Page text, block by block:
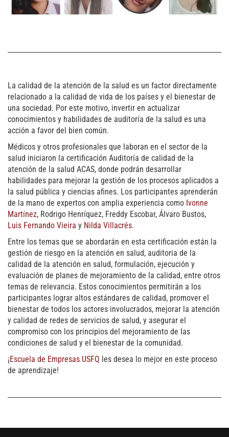
La calidad de la atención de la salud es un factor directamente
relacionado a la calidad de vida de los países y el bienestar de
una sociedad. Por este motivo, invertir en actualizar
conocimientos y habilidades de auditoría de la salud es una
acción a favor del bien común.
Médicos y otros profesionales que laboran en el sector de la
salud iniciaron la certificación Auditoría de calidad de la
atención de la salud ACAS, donde podrán desarrollar
habilidades para mejorar la gestión de los procesos aplicados a
la salud pública y ciencias afines. Los participantes aprenderán
de la mano de expertos con amplia experiencia como Ivonne
Martínez, Rodrigo Henríquez, Freddy Escobar, Álvaro Bustos,
Luis Fernando Vieira y Nilda Villacrés.
Entre los temas que se abordarán en esta certificación están la
gestión de riesgo en la atención en salud, auditoria de la
calidad de la atención en salud, formulación, ejecución y
evaluación de planes de mejoramiento de la calidad, entre otros
temas de relevancia. Estos conocimientos permitirán a los
participantes lograr altos estándares de calidad, promover el
bienestar de todos los actores involucrados, mejorar la atención
y calidad de redes de servicios de salud, y asegurar el
compromiso con los principios del mejoramiento de las
condiciones de salud y el bienestar de la comunidad.
¡Escuela de Empresas USFQ les desea lo mejor en este proceso
de aprendizaje!